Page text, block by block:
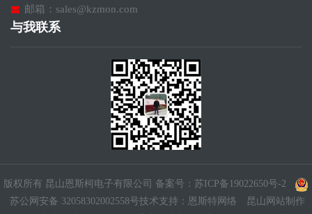
邮箱：sales@kzmon.com
与我联系
版权所有 昆山恩斯柯电子有限公司 备案号：苏ICP备19022650号-2
苏公网安备 32058302002558号技术支持： 恩斯特网络
昆山网站制作